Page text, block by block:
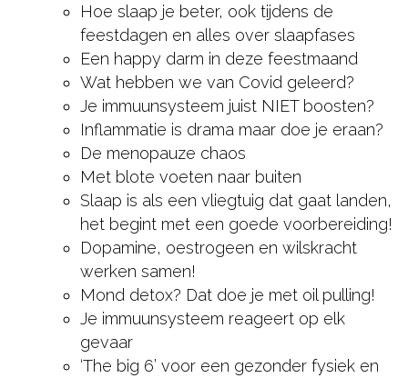
Hoe slaap je beter, ook tijdens de
feestdagen en alles over slaapfases
Een happy darm in deze feestmaand
Wat hebben we van Covid geleerd?
Je immuunsysteem juist NIET boosten?
Inflammatie is drama maar doe je eraan?
De menopauze chaos
Met blote voeten naar buiten
Slaap is als een vliegtuig dat gaat landen,
het begint met een goede voorbereiding!
Dopamine, oestrogeen en wilskracht
werken samen!
Mond detox? Dat doe je met oil pulling!
Je immuunsysteem reageert op elk
gevaar
‘The big 6’ voor een gezonder fysiek en